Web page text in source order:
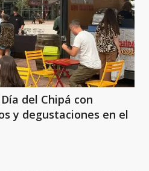
del Chipá con
y degustaciones en el